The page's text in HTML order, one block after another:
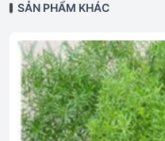
SẢN PHẨM KHÁC